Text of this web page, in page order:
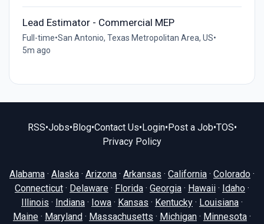
Lead Estimator - Commercial MEP
Full-time•San Antonio, Texas Metropolitan Area, US•
5m ago
RSS•Jobs• Blog•Contact Us• Login• Post a Job•TOS•
Privacy Policy
Alabama · Alaska · Arizona · Arkansas · California · Colorado ·
Connecticut · Delaware · Florida · Georgia · Hawaii · Idaho ·
Illinois · Indiana · Iowa · Kansas · Kentucky · Louisiana ·
Maine · Maryland · Massachusetts · Michigan · Minnesota ·